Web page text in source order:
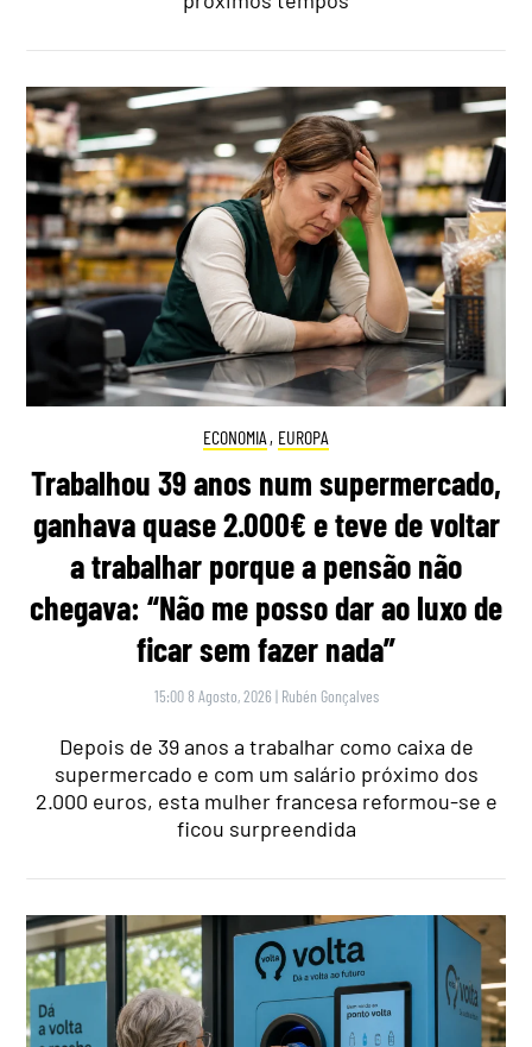
ECONOMIA , EUROPA
Trabalhou 39 anos num supermercado,
ganhava quase 2.000€ e teve de voltar
a trabalhar porque a pensão não
chegava: “Não me posso dar ao luxo de
ficar sem fazer nada”
15:00 8 Agosto, 2026 | Rubén Gonçalves
Depois de 39 anos a trabalhar como caixa de
supermercado e com um salário próximo dos
2.000 euros, esta mulher francesa reformou-se e
ficou surpreendida